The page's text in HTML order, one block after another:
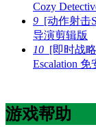
Cozy
9 [动作射击
导演剪辑版
10 [即时战
Escalation
游戏帮助